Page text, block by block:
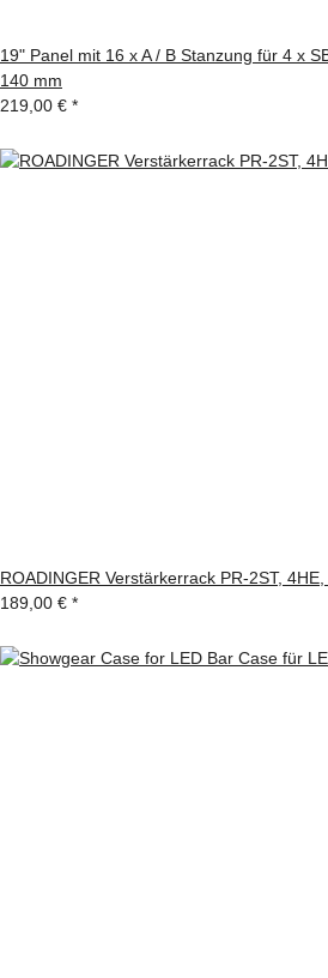
19" Panel mit 16 x A / B Stanzung für 4 x
140 mm
219,00 € *
ROADINGER Verstärkerrack PR-2ST,
189,00 € *